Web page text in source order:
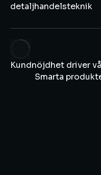
detaljhandelsteknik
Kundnöjdhet driver
Smarta